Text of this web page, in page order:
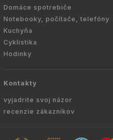
Domáce spotrebiče
Notebooky, počítače, telefóny
Kuchyňa
Cyklistika
Hodinky
Kontakty
vyjadrite svoj názor
recenzie zákazníkov